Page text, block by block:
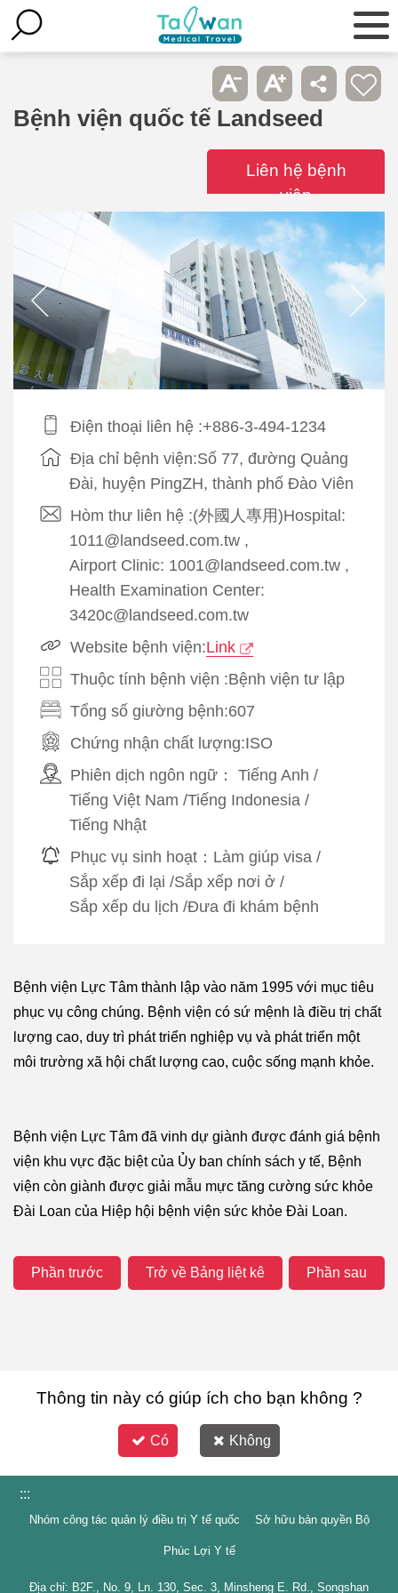
Bệnh viện quốc tế Landseed
Liên hệ bệnh
viện
Điện thoại liên hệ :+886-3-494-1234
Địa chỉ bệnh viện:Số 77, đường Quảng
Đài, huyện PingZH, thành phố Đào Viên
Hòm thư liên hệ :(外國人專用)Hospital:
1011@landseed.com.tw ,
Airport Clinic: 1001@landseed.com.tw ,
Health Examination Center:
3420c@landseed.com.tw
Website bệnh viện:Link
Thuộc tính bệnh viện :Bệnh viện tư lập
Tổng số giường bệnh:607
Chứng nhận chất lượng:ISO
Phiên dịch ngôn ngữ： Tiếng Anh /
Tiếng Việt Nam /Tiếng Indonesia /
Tiếng Nhật
Phục vụ sinh hoạt： Làm giúp visa /
Sắp xếp đi lại /Sắp xếp nơi ở /
Sắp xếp du lịch /Đưa đi khám bệnh
Bệnh viện Lực Tâm thành lập vào năm 1995 với mục tiêu
phục vụ công chúng. Bệnh viện có sứ mệnh là điều trị chất
lượng cao, duy trì phát triển nghiệp vụ và phát triển một
môi trường xã hội chất lượng cao, cuộc sống mạnh khỏe.
Bệnh viện Lực Tâm đã vinh dự giành được đánh giá bệnh
viện khu vực đặc biệt của Ủy ban chính sách y tế, Bệnh
viện còn giành được giải mẫu mực tăng cường sức khỏe
Đài Loan của Hiệp hội bệnh viện sức khỏe Đài Loan.
Phần trước Trở về Bảng liệt kê Phần sau
Thông tin này có giúp ích cho bạn không ?
Có Không
:::
Nhóm công tác quản lý điều trị Y tế quốc Sở hữu bản quyền Bộ
Phúc Lợi Y tế
Địa chỉ: B2F., No. 9, Ln. 130, Sec. 3, Minsheng E. Rd., Songshan